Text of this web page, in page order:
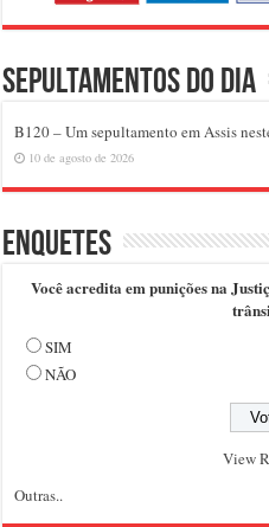
Sepultamentos do dia
B120 – Um sepultamento em Assis
10 de agosto de 2026
Enquetes
Você acredita em punições na
SIM
NÃO
View
Outras..